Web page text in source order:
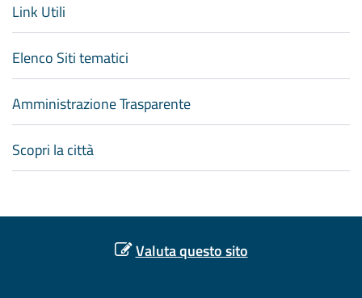
Link Utili
Elenco Siti tematici
Amministrazione Trasparente
Scopri la città
Valuta questo sito